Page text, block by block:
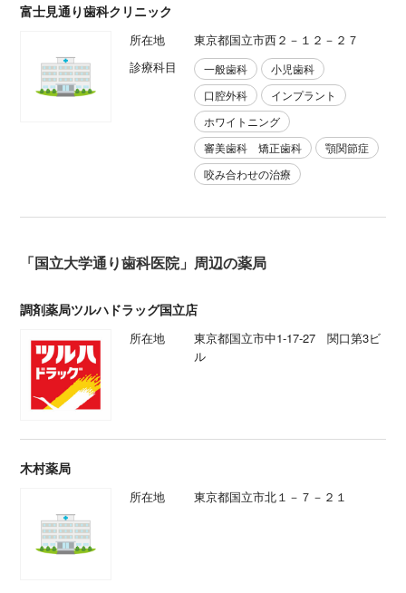
富士見通り歯科クリニック
所在地
東京都国立市西２－１２－２７
診療科目
一般歯科
小児歯科
口腔外科
インプラント
ホワイトニング
審美歯科 矯正歯科
顎関節症
咬み合わせの治療
「国立大学通り歯科医院」周辺の薬局
調剤薬局ツルハドラッグ国立店
所在地
東京都国立市中1-17-27 関口第3ビ
ル
木村薬局
所在地 東京都国立市北１－７－２１